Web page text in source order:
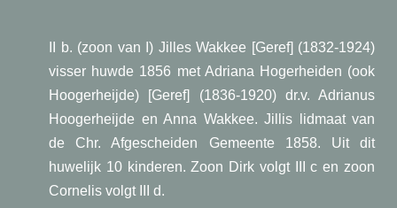
II b. (zoon van I) Jilles Wakkee [Geref] (1832-1924)
visser huwde 1856 met Adriana Hogerheiden (ook
Hoogerheijde) [Geref] (1836-1920) dr.v. Adrianus
Hoogerheijde en Anna Wakkee. Jillis lidmaat van
de Chr. Afgescheiden Gemeente 1858. Uit dit
huwelijk 10 kinderen. Zoon Dirk volgt III c en zoon
Cornelis volgt III d.